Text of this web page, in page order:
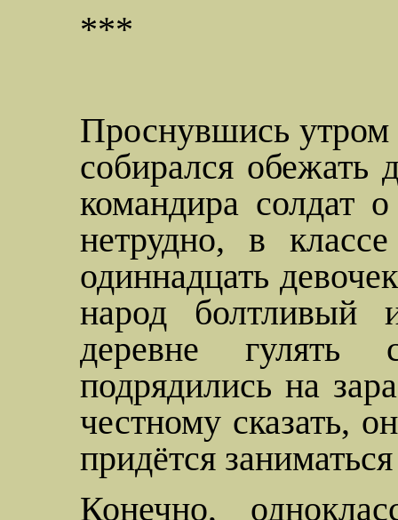
***
Проснувшись
собирался обежать
командира солдат
нетрудно, в
одиннадцать
народ болтливый
деревне гулять
подрядились на
честному сказать,
придётся
Конечно,